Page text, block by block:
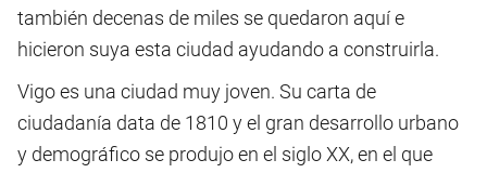
también decenas de miles se quedaron aquí e
hicieron suya esta ciudad ayudando a construirla.
Vigo es una ciudad muy joven. Su carta de
ciudadanía data de 1810 y el gran desarrollo urbano
y demográfico se produjo en el siglo XX, en el que